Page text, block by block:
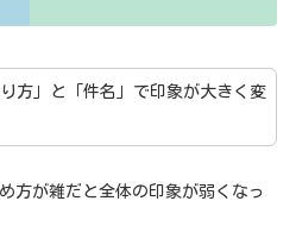
方」と「件名」で印象が大きく変
方が雑だと全体の印象が弱くなっ